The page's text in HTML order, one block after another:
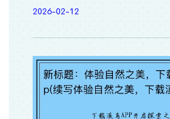
2026-02-12